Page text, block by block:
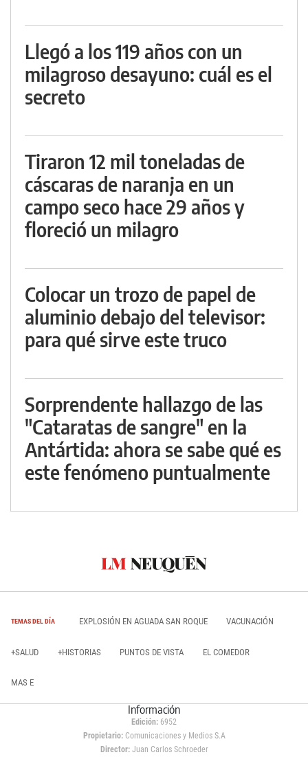
Llegó a los 119 años con un
milagroso desayuno: cuál es el
secreto
Tiraron 12 mil toneladas de
cáscaras de naranja en un
campo seco hace 29 años y
floreció un milagro
Colocar un trozo de papel de
aluminio debajo del televisor:
para qué sirve este truco
Sorprendente hallazgo de las
"Cataratas de sangre" en la
Antártida: ahora se sabe qué es
este fenómeno puntualmente
TEMAS DEL DÍA EXPLOSIÓN EN AGUADA SAN ROQUE VACUNACIÓN
+SALUD +HISTORIAS PUNTOS DE VISTA EL COMEDOR
MAS E
Información
Edición: 6952
Propietario:Comunicaciones y Medios S.A
Director: Juan Carlos Schroeder